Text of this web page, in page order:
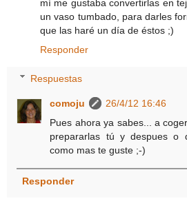
mí me gustaba convertirlas en
un vaso tumbado, para darles
que las haré un día de éstos ;)
Responder
Respuestas
comoju
26/4/12 16:46
Pues ahora ya sabes... a
prepararlas tú y despues o
como mas te guste ;-)
Responder